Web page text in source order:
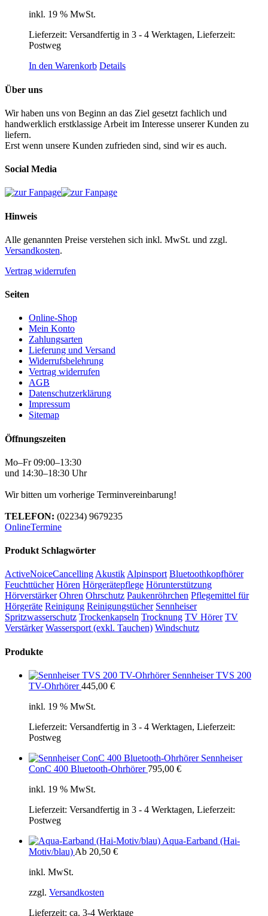
inkl. 19 % MwSt.
Lieferzeit: Versandfertig in 3 - 4 Werktagen, Lieferzeit:
Postweg
In den Warenkorb Details
Über uns
Wir haben uns von Beginn an das Ziel gesetzt fachlich und
handwerklich erstklassige Arbeit im Interesse unserer Kunden zu
liefern.
Erst wenn unsere Kunden zufrieden sind, sind wir es auch.
Social Media
Hinweis
Alle genannten Preise verstehen sich inkl. MwSt. und zzgl.
Versandkosten.
Vertrag widerrufen
Seiten
Online-Shop
Mein Konto
Zahlungsarten
Lieferung und Versand
Widerrufsbelehrung
Vertrag widerrufen
AGB
Datenschutzerklärung
Impressum
Sitemap
Öffnungszeiten
Mo–Fr 09:00–13:30
und 14:30–18:30 Uhr
Wir bitten um vorherige Terminvereinbarung!
TELEFON: (02234) 9679235
OnlineTermine
Produkt Schlagwörter
ActiveNoiceCancellingAkustikAlpinsport Bluetoothkopfhörer
Feuchttücher Hören Hörgerätepflege Hörunterstützung
Hörverstärker Ohren Ohrschutz Paukenröhrchen Pflegemittel für
Hörgeräte Reinigung Reinigungstücher Sennheiser
Spritzwasserschutz Trockenkapseln Trocknung TV Hörer TV
Verstärker Wassersport (exkl. Tauchen) Windschutz
Produkte
Sennheiser TVS 200
TV-Ohrhörer 445,00 €
inkl. 19 % MwSt.
Lieferzeit: Versandfertig in 3 - 4 Werktagen, Lieferzeit:
Postweg
Sennheiser
ConC 400 Bluetooth-Ohrhörer 795,00 €
inkl. 19 % MwSt.
Lieferzeit: Versandfertig in 3 - 4 Werktagen, Lieferzeit:
Postweg
Aqua-Earband (Hai-
Motiv/blau) Ab 20,50 €
inkl. MwSt.
zzgl. Versandkosten
Lieferzeit: ca. 3-4 Werktage